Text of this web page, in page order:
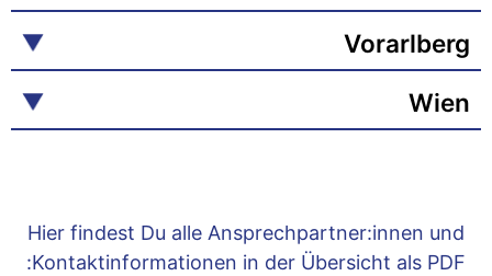
Vorarlberg
Wien
Hier findest Du alle Ansprechpartner:innen und
Kontaktinformationen in der Übersicht als PDF: